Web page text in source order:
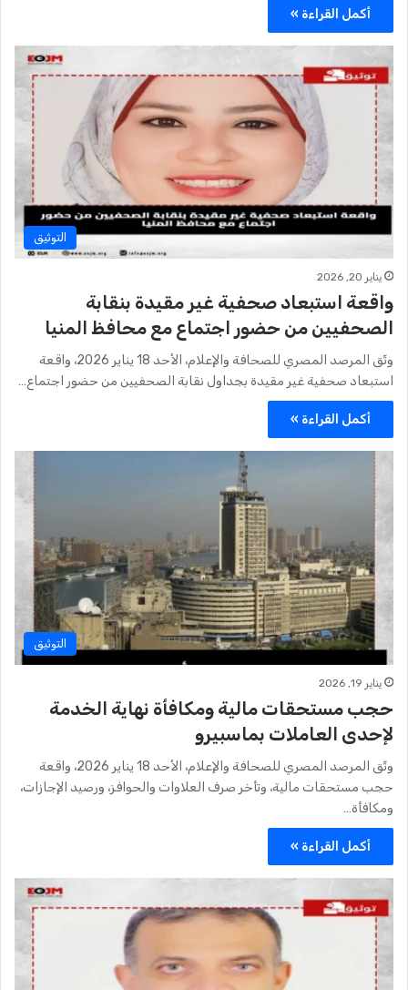
أكمل القراءة »
التوثيق
يناير 20, 2026
واقعة استبعاد صحفية غير مقيدة بنقابة
الصحفيين من حضور اجتماع مع محافظ المنيا
وثّق المرصد المصري للصحافة والإعلام، الأحد 18 يناير 2026، واقعة
استبعاد صحفية غير مقيدة بجداول نقابة الصحفيين من حضور اجتماع…
أكمل القراءة »
التوثيق
يناير 19, 2026
حجب مستحقات مالية ومكافأة نهاية الخدمة
لإحدى العاملات بماسبيرو
وثّق المرصد المصري للصحافة والإعلام، الأحد 18 يناير 2026، واقعة
حجب مستحقات مالية، وتأخر صرف العلاوات والحوافز، ورصيد الإجازات،
ومكافأة…
أكمل القراءة »